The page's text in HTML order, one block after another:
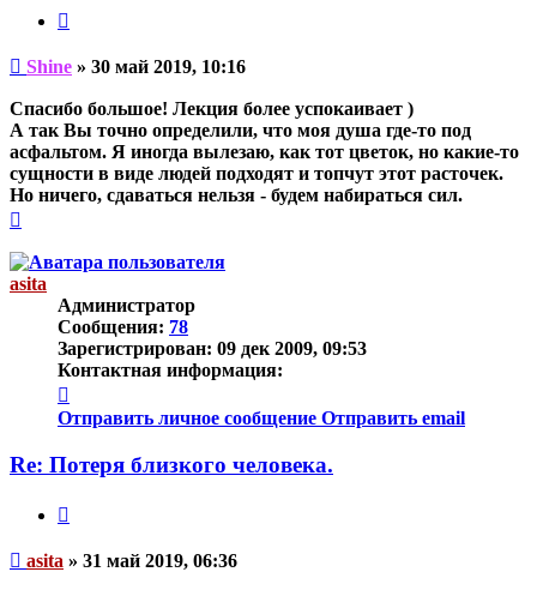
Непрочитанное
Shine » 30 май 2019, 10:16
Спасибо большое! Лекция более успокаивает )
А так Вы точно определили, что моя душа где-то под
асфальтом. Я иногда вылезаю, как тот цветок, но какие-то
сущности в виде людей подходят и топчут этот расточек.
Но ничего, сдаваться нельзя - будем набираться сил.
началу
asita
Администратор
Сообщения: 78
Зарегистрирован: 09 дек 2009, 09:53
Контактная информация:
информация
пользователя
Отправить личное сообщение Отправить email
Re: Потеря близкого человека.
Непрочитанное
asita » 31 май 2019, 06:36